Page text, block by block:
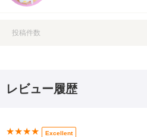
投稿件数
レビュー履歴
★★★★ Excellent